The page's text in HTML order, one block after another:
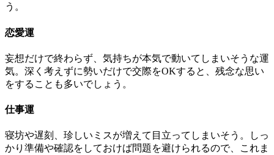
う。
恋愛運
妄想だけで終わらず、気持ちが本気で動いてしまいそうな運
気。深く考えずに勢いだけで交際をOKすると、残念な思い
をすることも多いでしょう。
仕事運
寝坊や遅刻、珍しいミスが増えて目立ってしまいそう。しっ
かり準備や確認をしておけば問題を避けられるので、これま